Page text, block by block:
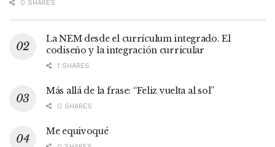
0 SHARES
La NEM desde el currículum integrado. El
codiseño y la integración curricular
1 SHARES
Más allá de la frase: “Feliz vuelta al sol”
0 SHARES
Me equivoqué